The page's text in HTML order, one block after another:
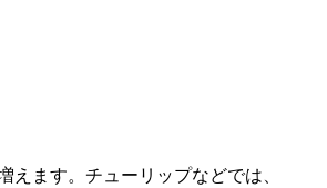
ます。チューリップなどでは、